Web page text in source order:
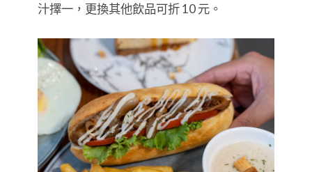
汁擇一，更換其他飲品可折 10 元。